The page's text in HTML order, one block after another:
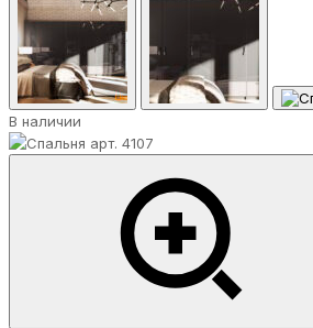
В наличии